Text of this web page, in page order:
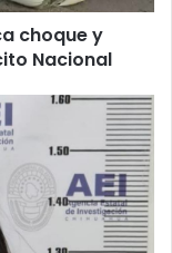
choque y
Nacional